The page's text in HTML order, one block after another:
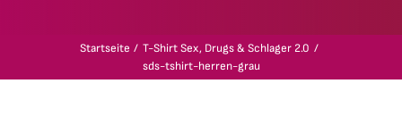
Startseite
T-Shirt Sex, Drugs & Schlager 2.0
sds-tshirt-herren-grau